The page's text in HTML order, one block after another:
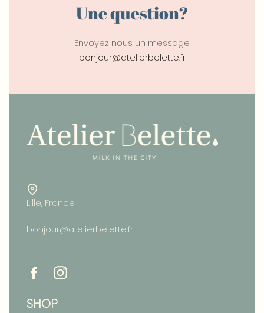
Une question?
Envoyez nous un message
bonjour@atelierbelette.fr
Lille, France
bonjour@atelierbelette.fr
SHOP